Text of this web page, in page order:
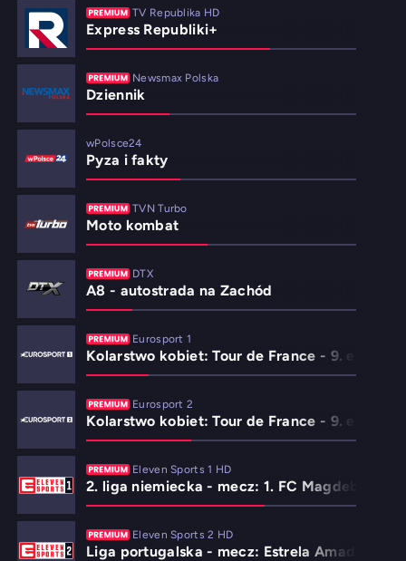
TV Republika HD
Express Republiki+
Newsmax Polska
Dziennik
wPolsce24
Pyza i fakty
TVN Turbo
Moto kombat
DTX
A8 - autostrada na Zachód
Eurosport 1
Kolarstwo kobiet: Tour de France - 9. etap
Eurosport 2
Kolarstwo kobiet: Tour de France - 9. etap
Eleven Sports 1 HD
2. liga niemiecka - mecz: 1. FC Magdeburg -
Eleven Sports 2 HD
Liga portugalska - mecz: Estrela Amadora -